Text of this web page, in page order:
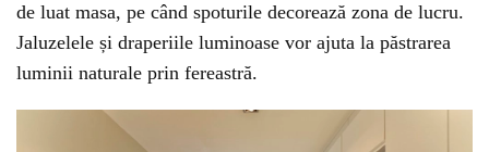
de luat masa, pe când spoturile decorează zona de lucru.
Jaluzelele și draperiile luminoase vor ajuta la păstrarea
luminii naturale prin fereastră.